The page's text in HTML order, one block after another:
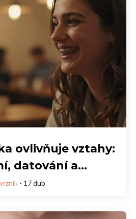
ovlivňuje vztahy:
datování a
- 17 dub